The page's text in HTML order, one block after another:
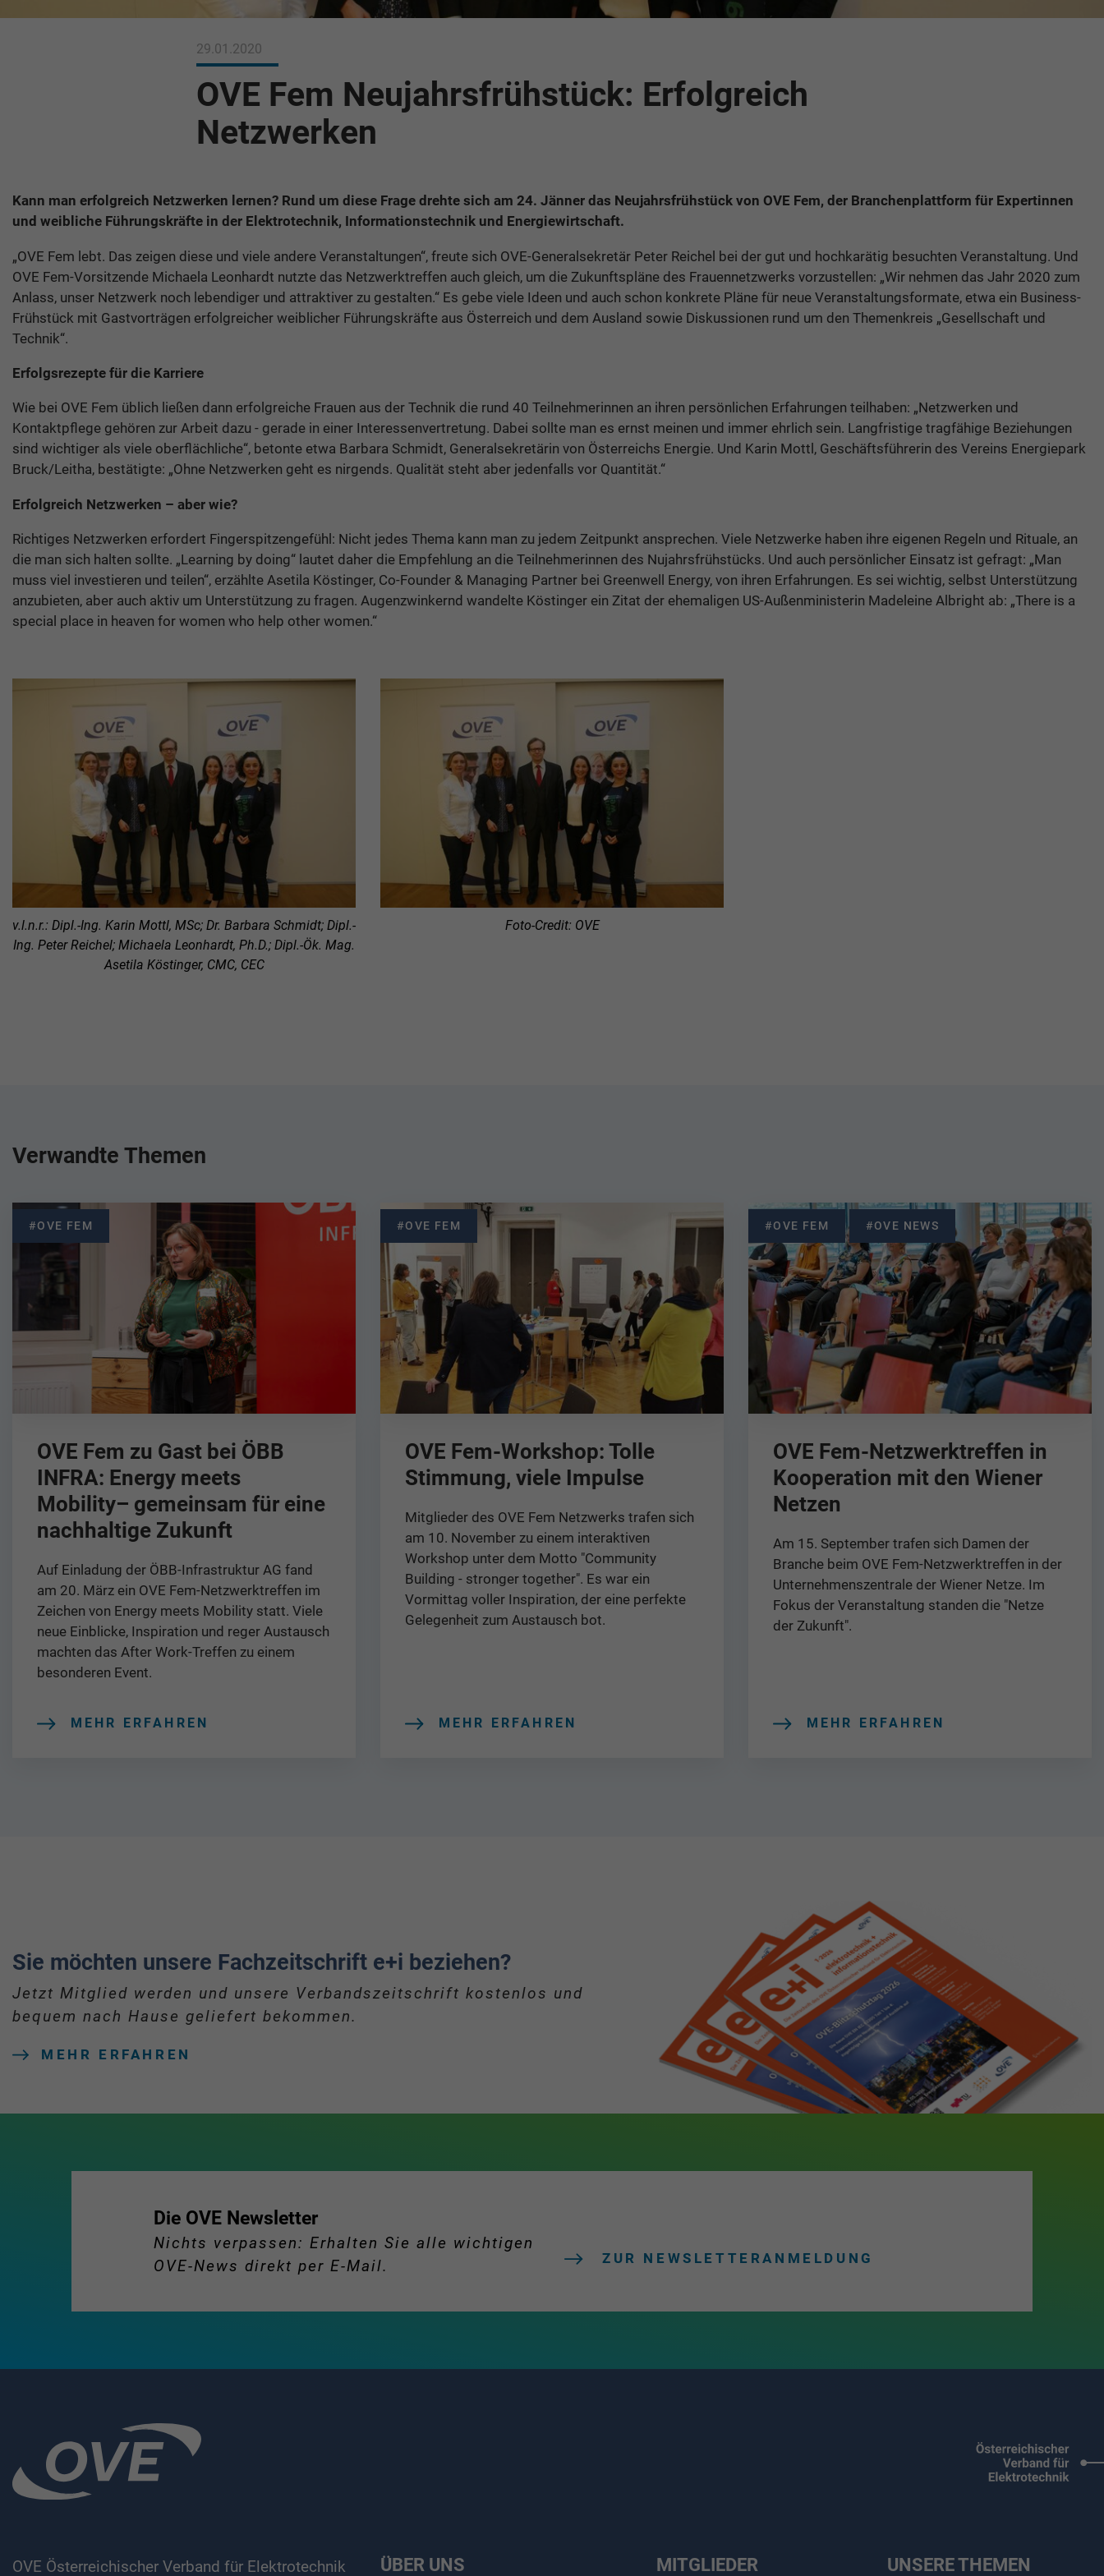
29.01.2020
OVE Fem Neujahrsfrühstück: Erfolgreich
Netzwerken
Kann man erfolgreich Netzwerken lernen? Rund um diese Frage drehte sich am 24. Jänner das Neujahrsfrühstück von OVE Fem, der Branchenplattform für Expertinnen
und weibliche Führungskräfte in der Elektrotechnik, Informationstechnik und Energiewirtschaft.
„OVE Fem lebt. Das zeigen diese und viele andere Veranstaltungen“, freute sich OVE-Generalsekretär Peter Reichel bei der gut und hochkarätig besuchten Veranstaltung. Und
OVE Fem-Vorsitzende Michaela Leonhardt nutzte das Netzwerktreffen auch gleich, um die Zukunftspläne des Frauennetzwerks vorzustellen: „Wir nehmen das Jahr 2020 zum
Anlass, unser Netzwerk noch lebendiger und attraktiver zu gestalten.“ Es gebe viele Ideen und auch schon konkrete Pläne für neue Veranstaltungsformate, etwa ein Business-
Frühstück mit Gastvorträgen erfolgreicher weiblicher Führungskräfte aus Österreich und dem Ausland sowie Diskussionen rund um den Themenkreis „Gesellschaft und
Technik“.
Erfolgsrezepte für die Karriere
Wie bei OVE Fem üblich ließen dann erfolgreiche Frauen aus der Technik die rund 40 Teilnehmerinnen an ihren persönlichen Erfahrungen teilhaben: „Netzwerken und
Kontaktpflege gehören zur Arbeit dazu - gerade in einer Interessenvertretung. Dabei sollte man es ernst meinen und immer ehrlich sein. Langfristige tragfähige Beziehungen
sind wichtiger als viele oberflächliche“, betonte etwa Barbara Schmidt, Generalsekretärin von Österreichs Energie. Und Karin Mottl, Geschäftsführerin des Vereins Energiepark
Bruck/Leitha, bestätigte: „Ohne Netzwerken geht es nirgends. Qualität steht aber jedenfalls vor Quantität.“
Erfolgreich Netzwerken – aber wie?
Richtiges Netzwerken erfordert Fingerspitzengefühl: Nicht jedes Thema kann man zu jedem Zeitpunkt ansprechen. Viele Netzwerke haben ihre eigenen Regeln und Rituale, an
die man sich halten sollte. „Learning by doing“ lautet daher die Empfehlung an die Teilnehmerinnen des Nujahrsfrühstücks. Und auch persönlicher Einsatz ist gefragt: „Man
muss viel investieren und teilen“, erzählte Asetila Köstinger, Co-Founder & Managing Partner bei Greenwell Energy, von ihren Erfahrungen. Es sei wichtig, selbst Unterstützung
anzubieten, aber auch aktiv um Unterstützung zu fragen. Augenzwinkernd wandelte Köstinger ein Zitat der ehemaligen US-Außenministerin Madeleine Albright ab: „There is a
special place in heaven for women who help other women.“
v.l.n.r.: Dipl.-Ing. Karin Mottl, MSc; Dr. Barbara Schmidt; Dipl.-
Ing. Peter Reichel; Michaela Leonhardt, Ph.D.; Dipl.-Ök. Mag.
Asetila Köstinger, CMC, CEC
Foto-Credit: OVE
Verwandte Themen
#OVE FEM
OVE Fem zu Gast bei ÖBB
INFRA: Energy meets
Mobility– gemeinsam für eine
nachhaltige Zukunft
Auf Einladung der ÖBB-Infrastruktur AG fand
am 20. März ein OVE Fem-Netzwerktreffen im
Zeichen von Energy meets Mobility statt. Viele
neue Einblicke, Inspiration und reger Austausch
machten das After Work-Treffen zu einem
besonderen Event.
MEHR ERFAHREN
#OVE FEM
OVE Fem-Workshop: Tolle
Stimmung, viele Impulse
Mitglieder des OVE Fem Netzwerks trafen sich
am 10. November zu einem interaktiven
Workshop unter dem Motto "Community
Building - stronger together". Es war ein
Vormittag voller Inspiration, der eine perfekte
Gelegenheit zum Austausch bot.
MEHR ERFAHREN
#OVE FEM #OVE NEWS
OVE Fem-Netzwerktreffen in
Kooperation mit den Wiener
Netzen
Am 15. September trafen sich Damen der
Branche beim OVE Fem-Netzwerktreffen in der
Unternehmenszentrale der Wiener Netze. Im
Fokus der Veranstaltung standen die "Netze
der Zukunft".
MEHR ERFAHREN
Sie möchten unsere Fachzeitschrift e+i beziehen?
Jetzt Mitglied werden und unsere Verbandszeitschrift kostenlos und
bequem nach Hause geliefert bekommen.
MEHR ERFAHREN
Die OVE Newsletter
Nichts verpassen: Erhalten Sie alle wichtigen
OVE-News direkt per E-Mail.
ZUR NEWSLETTERANMELDUNG
OVE Österreichischer Verband für Elektrotechnik ÜBER UNS MITGLIEDER UNSERE THEMEN